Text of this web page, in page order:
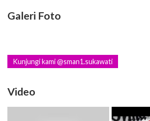
Galeri Foto
Kunjungi kami @sman1.sukawati
Video